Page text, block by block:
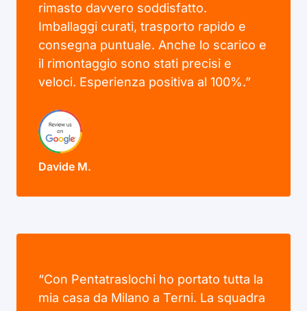
rimasto davvero soddisfatto.
Imballaggi curati, trasporto rapido e
consegna puntuale. Anche lo scarico e
il rimontaggio sono stati precisi e
veloci. Esperienza positiva al 100%.”
Davide M.
“Con Pentatraslochi ho portato tutta la
mia casa da Milano a Terni. La squadra